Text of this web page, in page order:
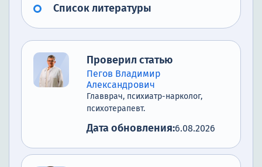
Список литературы
Проверил статью
Пегов Владимир
Александрович
Главврач, психиатр-нарколог,
психотерапевт.
Дата обновления:6.08.2026